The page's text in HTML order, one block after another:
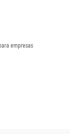
empresas